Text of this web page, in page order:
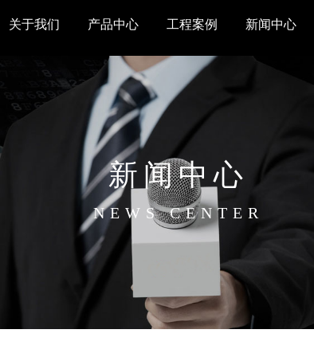
关于我们 产品中心 工程案例 新闻中心
新闻中心
NEWS CENTER